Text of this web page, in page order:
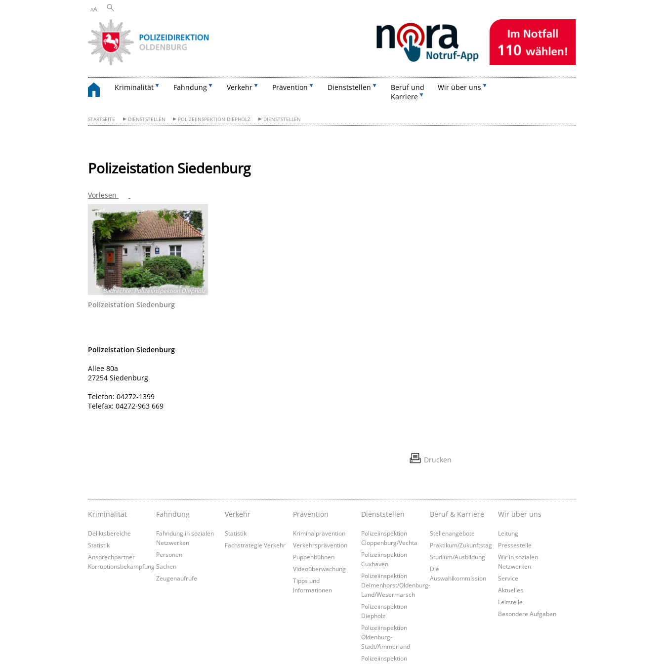
AA
Kriminalität Fahndung Verkehr Prävention Dienststellen
Beruf und
Karriere
Wir über uns
STARTSEITE DIENSTSTELLEN POLIZEIINSPEKTION DIEPHOLZ DIENSTSTELLEN
Polizeistation Siedenburg
Vorlesen
Bildrechte:Polizeiinspektion Diepholz
Polizeistation Siedenburg
Polizeistation Siedenburg
Allee 80a
27254 Siedenburg
Telefon: 04272-1399
Telefax: 04272-963 669
Drucken
Kriminalität
Deliktsbereiche
Statistik
Ansprechpartner
Korruptionsbekämpfung
Fahndung
Fahndung in sozialen
Netzwerken
Personen
Sachen
Zeugenaufrufe
Verkehr
Statistik
Fachstrategie Verkehr
Prävention
Kriminalprävention
Verkehrsprävention
Puppenbühnen
Videoüberwachung
Tipps und
Informationen
Dienststellen
Polizeiinspektion
Cloppenburg/Vechta
Polizeiinspektion
Cuxhaven
Polizeiinspektion
Delmenhorst/Oldenburg-
Land/Wesermarsch
Polizeiinspektion
Diepholz
Polizeiinspektion
Oldenburg-
Stadt/Ammerland
Polizeiinspektion
Beruf & Karriere
Stellenangebote
Praktikum/Zukunftstag
Studium/Ausbildung
Die
Auswahlkommission
Wir über uns
Leitung
Pressestelle
Wir in sozialen
Netzwerken
Service
Aktuelles
Leitstelle
Besondere Aufgaben